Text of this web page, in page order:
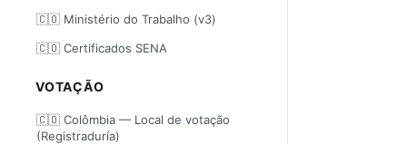
🇨🇴 Ministério do Trabalho (v3)
🇨🇴 Certificados SENA
VOTAÇÃO
🇨🇴 Colômbia — Local de votação
(Registraduría)